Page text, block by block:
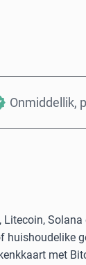
Onmiddellik,
huishoudelike
met